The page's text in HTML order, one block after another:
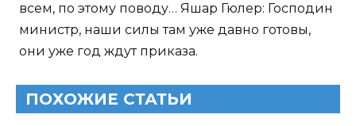
всем, по этому поводу… Яшар Гюлер: Господин
министр, наши силы там уже давно готовы,
они уже год ждут приказа.
ПОХОЖИЕ СТАТЬИ